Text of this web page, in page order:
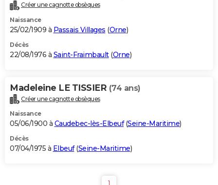
Créer une cagnotte obsèques
Naissance
25/02/1909 à Passais Villages (Orne)
Décès
22/08/1976 à Saint-Fraimbault(Orne)
Madeleine LE TISSIER (74 ans)
Créer une cagnotte obsèques
Naissance
05/06/1900 à Caudebec-lès-Elbeuf(Seine-Maritime)
Décès
07/04/1975 à Elbeuf(Seine-Maritime)
1